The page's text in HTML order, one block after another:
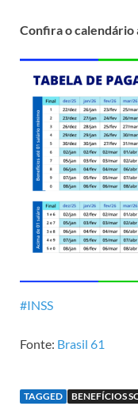
Confira o calendário
#INSS
Fonte: Brasil 61
TAGGED BENEFÍCIOS